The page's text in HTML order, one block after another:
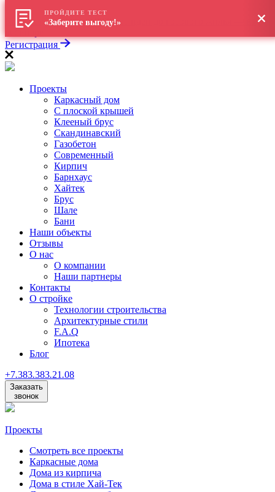
Как построить дом в 2026: от идеи до готового жилья — на
Регистрация
Проекты
Каркасный дом
С плоской крышей
Клееный брус
Скандинавский
Газобетон
Современный
Кирпич
Барнхаус
Хайтек
Брус
Шале
Бани
Наши объекты
Отзывы
О нас
О компании
Наши партнеры
Контакты
О стройке
Технологии строительства
Архитектурные стили
F.A.Q
Ипотека
Блог
+7.383.383.21.08
Заказать
звонок
Проекты
Смотреть все проекты
Каркасные дома
Дома из кирпича
Дома в стиле Хай-Тек
ПРОЙДИТЕ ТЕСТ
«Заберите выгоду!»